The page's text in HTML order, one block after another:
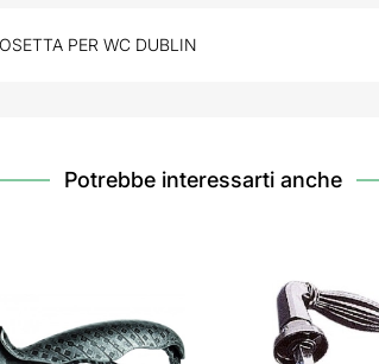
PER WC DUBLIN
Potrebbe interessarti anche